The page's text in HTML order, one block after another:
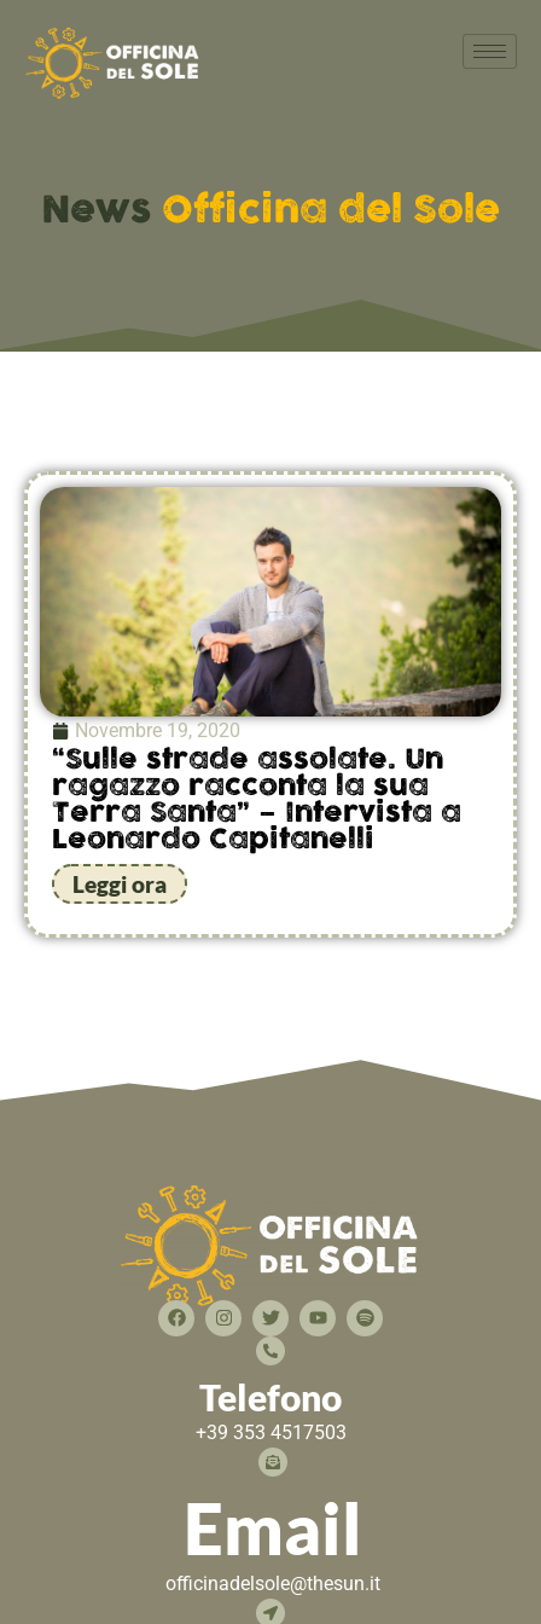
News Officina del Sole
Novembre 19, 2020
“Sulle strade assolate. Un
ragazzo racconta la sua
Terra Santa” – Intervista a
Leonardo Capitanelli
Leggi ora
Telefono
+39 353 4517503
Email
officinadelsole@thesun.it